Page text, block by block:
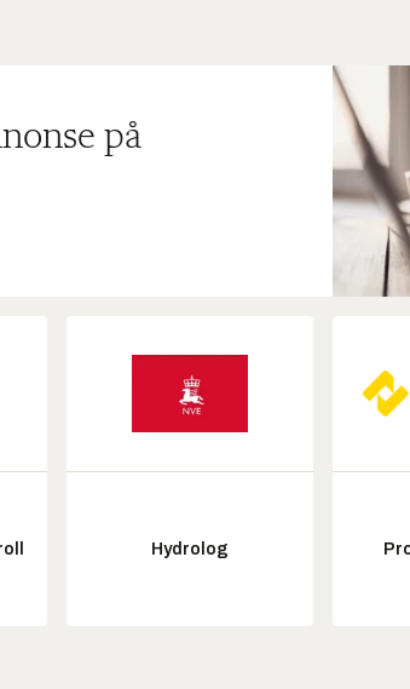
på
Hydrolog